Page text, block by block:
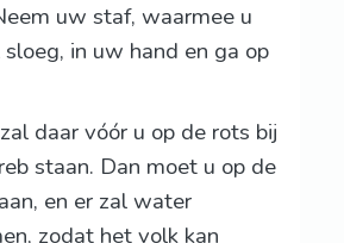
uw staf, waarmee u
in uw hand en ga op
daar vóór u op de rots bij
staan. Dan moet u op de
en er zal water
zodat het volk kan